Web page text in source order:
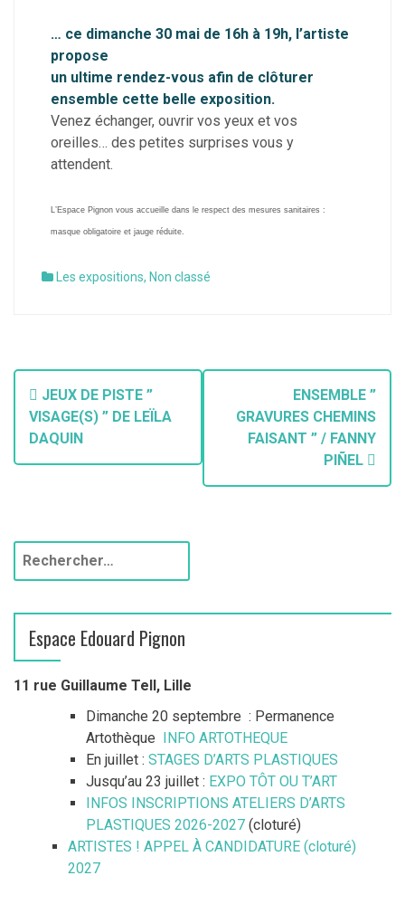
… ce dimanche 30 mai de 16h à 19h, l’artiste
propose
un ultime rendez-vous afin de clôturer
ensemble cette belle exposition.
Venez échanger, ouvrir vos yeux et vos
oreilles… des petites surprises vous y
attendent.
L’Espace Pignon vous accueille dans le respect des mesures sanitaires :
masque obligatoire et jauge réduite.
Les expositions, Non classé
JEUX DE PISTE ”
VISAGE(S) ” DE LEÏLA
DAQUIN
ENSEMBLE ”
GRAVURES CHEMINS
FAISANT ” / FANNY
PIÑEL
Espace Edouard Pignon
11 rue Guillaume Tell, Lille
Dimanche 20 septembre : Permanence
Artothèque INFO ARTOTHEQUE
En juillet : STAGES D’ARTS PLASTIQUES
Jusqu’au 23 juillet : EXPO TÔT OU T’ART
INFOS INSCRIPTIONS ATELIERS D’ARTS
PLASTIQUES 2026-2027 (cloturé)
ARTISTES ! APPEL À CANDIDATURE (cloturé)
2027